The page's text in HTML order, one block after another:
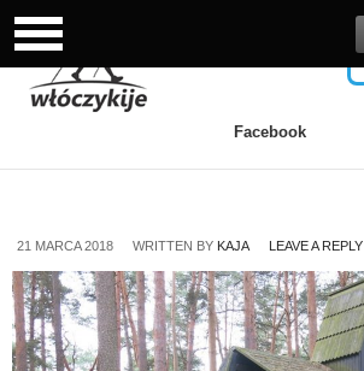
Facebook
21 MARCA 2018 WRITTEN BY KAJA LEAVE A REPLY
Remember Me